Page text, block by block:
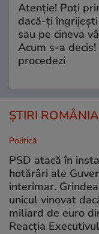
Atenție! Poți
dacă-ți
sau pe cineva
Acum s-a
procedezi
ȘTIRI ROMÂNIA
Politică
PSD atacă în
hotărâri ale
interimar.
unicul vinovat
miliard de euro
Reacția